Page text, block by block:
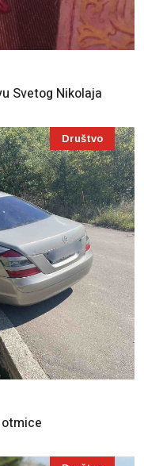
Svetog Nikolaja
Društvo